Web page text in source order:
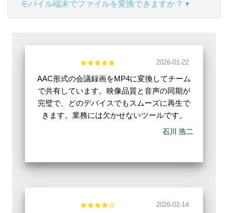
モバイル端末でファイルを変換できますか？
2026-01-22
AAC形式の会議録画をMP4に変換してチーム
で共有しています。映像品質と音声の同期が
完璧で、どのデバイスでもスムーズに再生で
きます。業務には欠かせないツールです。
石川 浩二
2026-02-14